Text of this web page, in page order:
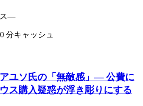
—
分キャッシュ
ユソ氏の「無敵感」— 公費に
ス購入疑惑が浮き彫りにする